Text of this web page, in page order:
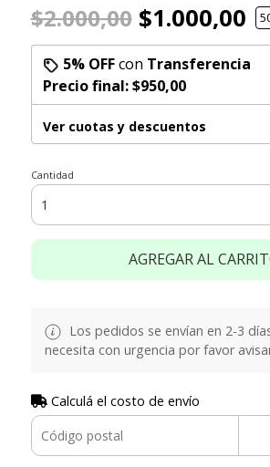
$2.000,00$1.000,00
5% OFFcon Transferencia
Precio final:$950,00
Ver cuotas y descuentos
Cantidad
AGREGAR AL
Los pedidos se envían en 2-3
necesita con urgencia por favor
Calculá el costo de envío